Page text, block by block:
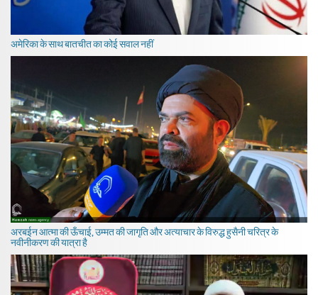
अमेरिका के साथ बातचीत का कोई सवाल नहीं
अरबईन आत्मा की ऊँचाई, उम्मत की जागृति और अत्याचार के विरुद्ध हुसैनी चरित्र के
नवीनीकरण की यात्रा है